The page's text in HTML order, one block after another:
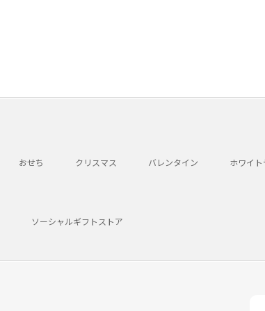
おせち クリスマス バレンタイン ホワイ
ソーシャルギフトストア